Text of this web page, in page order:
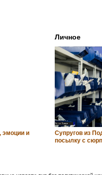
эмоции и
Личное
Супругов из
посылку с